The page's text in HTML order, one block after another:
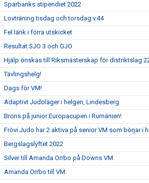
Sparbanks stipendiet 2022
Lovträning tisdag och torsdag v.44
Fel länk i förra utskicket
Resultat SJO 3 och GJO
Hjälp önskas till Riksmästerskap för distriktslag
Tävlingshelg!
Dags för VM!
Adaptivt Judoläger i helgen, Lindesberg
Brons på junior Europacupen i Rumänien!
Frövi Judo har 2 aktiva på senior VM som börjar i
Bergslagslyftet 2022
Silver till Amanda Orrbo på Downs VM
Amanda Orrbo till VM